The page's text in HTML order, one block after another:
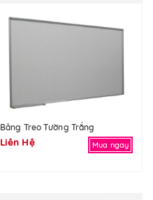
Bảng Treo Tường Trắng
Liên Hệ Mua ngay